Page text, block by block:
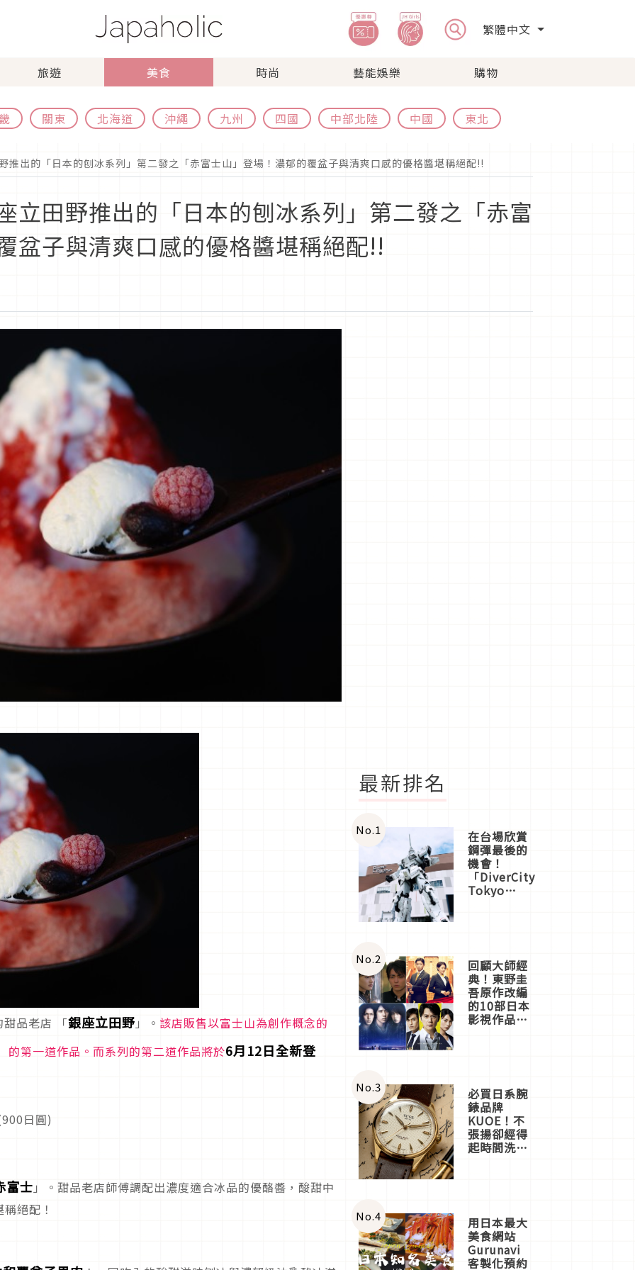
繁體中文
旅遊 美食 時尚 藝能娛樂 購物
關東 北海道 沖繩 九州 四國 中部北陸 中國 東北
推出的「日本的刨冰系列」第二發之「赤富士山」登場！濃郁的覆盆子與清爽口感的優格醬堪稱絕配!!
立田野推出的「日本的刨冰系列」第二發之「赤富
盆子與清爽口感的優格醬堪稱絕配!!
品老店 「銀座立田野 」。 該店販售以富士山為創作概念的
的第一道作品。而系列的第二道作品將於6月12日全新登
日圓)
富士 」。甜品老店師傅調配出濃度適合冰品的優酪醬，酸甜中
絕配！
最新排名
No.1 在台場欣賞
鋼彈最後的
機會！
「DiverCity
Tokyo
體驗
No.2 回顧大師經
典！東野圭
吾原作改編
的10部日本
影視作品推
No.3 必買日系腕
錶品牌
KUOE！不
張揚卻經得
起時間洗鍊
No.4 用日本最大
美食網站
Gurunavi
客製化預約